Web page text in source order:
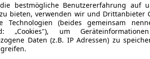
bestmögliche Benutzererfahrung auf
bieten, verwenden wir und Drittanbieter
Technologien (beides gemeinsam
„Cookies"), um
Daten (z.B. IP Adressen) zu